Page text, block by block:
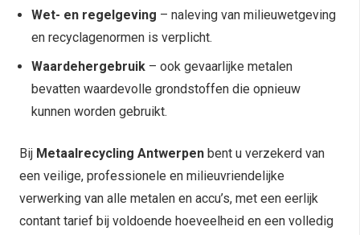
Wet- en regelgeving – naleving van milieuwetgeving
en recyclagenormen is verplicht.
Waardehergebruik – ook gevaarlijke metalen
bevatten waardevolle grondstoffen die opnieuw
kunnen worden gebruikt.
Bij Metaalrecycling Antwerpen bent u verzekerd van
een veilige, professionele en milieuvriendelijke
verwerking van alle metalen en accu’s, met een eerlijk
contant tarief bij voldoende hoeveelheid en een volledig